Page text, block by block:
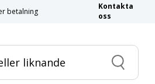
betalning
Kontakta
oss
Search